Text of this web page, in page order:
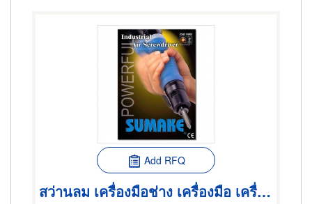
Add RFQ
สว่านลม เครื่องมือช่าง เครื่องมือ เครื่องมือใช้ลม